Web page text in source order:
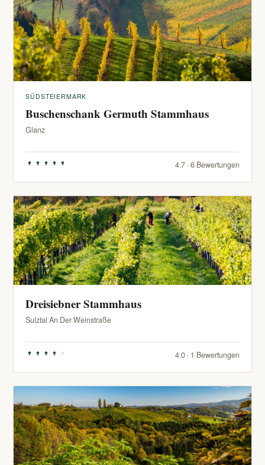
SÜDSTEIERMARK
Buschenschank Germuth Stammhaus
Glanz
4.7 · 6 Bewertungen
Dreisiebner Stammhaus
Sulztal An Der Weinstraße
4.0 · 1 Bewertungen